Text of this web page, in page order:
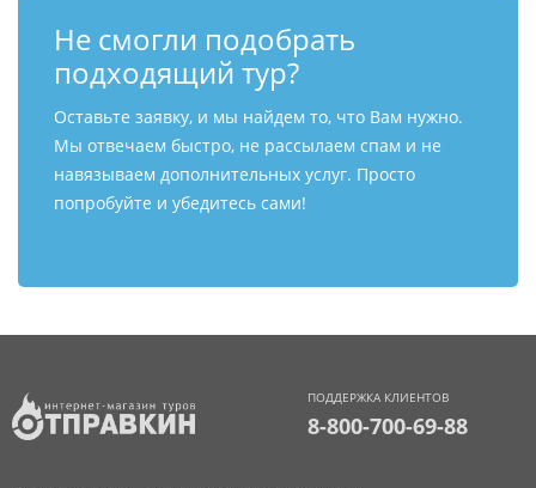
Не смогли подобрать
подходящий тур?
Оставьте заявку, и мы найдем то, что Вам нужно.
Мы отвечаем быстро, не рассылаем спам и не
навязываем дополнительных услуг. Просто
попробуйте и убедитесь сами!
ПОДДЕРЖКА КЛИЕНТОВ
8-800-700-69-88